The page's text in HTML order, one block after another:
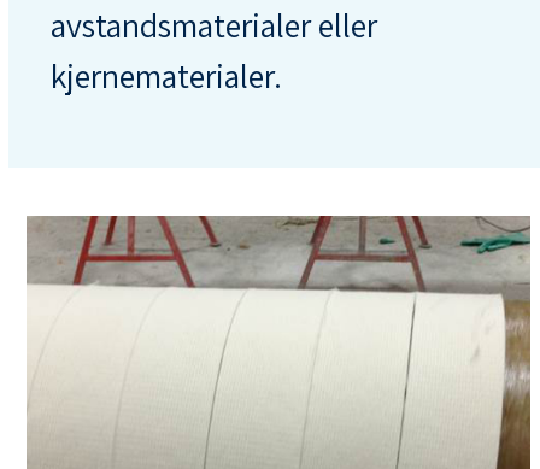
avstandsmaterialer eller
kjernematerialer.
Use
the
left
and
right